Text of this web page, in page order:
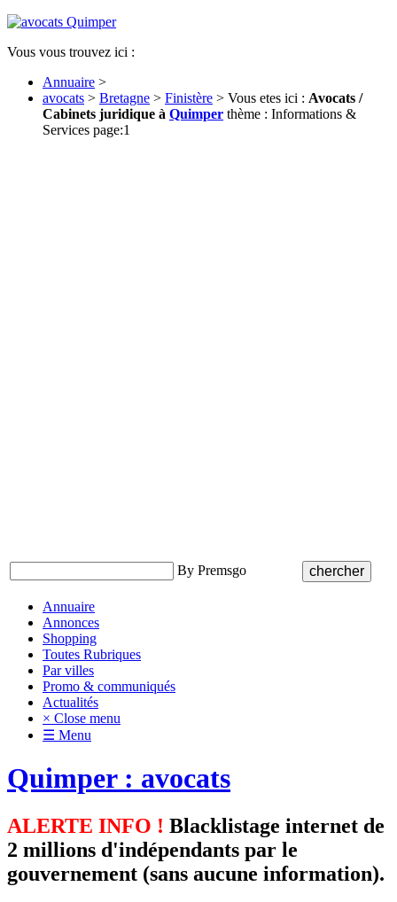
Vous vous trouvez ici :
Annuaire >
avocats > Bretagne > Finistère > Vous etes ici : Avocats /
Cabinets juridique à Quimper thème : Informations &
Services page:1
By Premsgo
Annuaire
Annonces
Shopping
Toutes Rubriques
Par villes
Promo & communiqués
Actualités
× Close menu
☰ Menu
Quimper : avocats
ALERTE INFO ! Blacklistage internet de
2 millions d'indépendants par le
gouvernement (sans aucune information).